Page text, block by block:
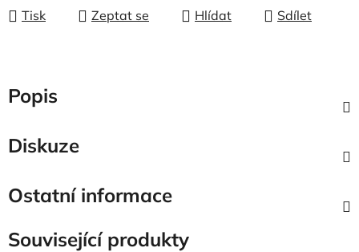
Tisk Zeptat se Hlídat Sdílet
Popis
Diskuze
Ostatní informace
Související produkty